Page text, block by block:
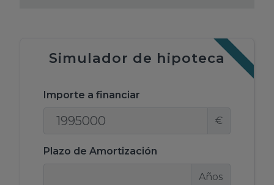
Simulador de hipoteca
Importe a financiar
€
Plazo de Amortización
Años